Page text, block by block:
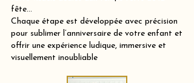
fête…
Chaque étape est développée avec précision
pour sublimer l’anniversaire de votre enfant et
offrir une expérience ludique, immersive et
visuellement inoubliable